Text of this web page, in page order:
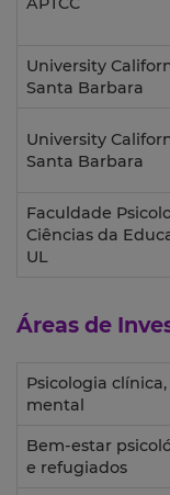
University
Santa Barbara
University
Santa Barbara
Faculdade
Ciências da
UL
Áreas de
Psicologia
mental
Bem-estar
e refugiados